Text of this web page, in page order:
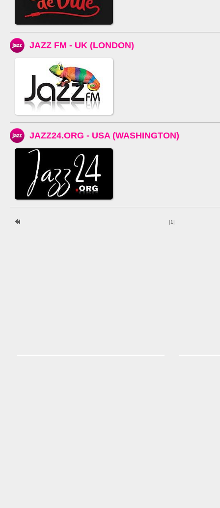
JAZZ FM - UK (LONDON)
JAZZ24.ORG - USA (WASHINGTON)
|1 |